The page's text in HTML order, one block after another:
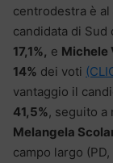
centrodestra è al
candidata di
17,1%, e Michele
14% dei voti
vantaggio il
41,5%, seguito a
Melangela
campo largo